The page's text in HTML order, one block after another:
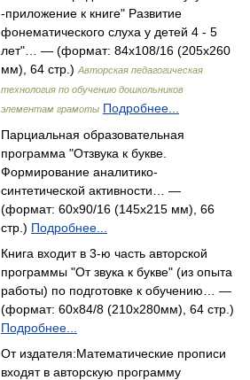
-приложение к книге" Развитие
фонематического слуха у детей 4 - 5
лет"… — (формат: 84x108/16 (205х260
мм), 64 стр.) Авторская педагогическая
технология по обучению дошкольников
элементам грамоты Подробнее...
Парциальная образовательная
программа "Отзвука к букве.
Формирование аналитико-
синтетической активности… —
(формат: 60x90/16 (145х215 мм), 66
стр.) Подробнее...
Книга входит в 3-ю часть авторской
программы "От звука к букве" (из опыта
работы) по подготовке к обучению… —
(формат: 60x84/8 (210x280мм), 64 стр.)
Подробнее...
От издателя:Математические прописи
входят в авторскую программу